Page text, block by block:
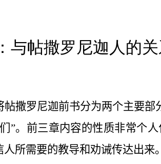
与帖撒罗尼迦人的
帖撒罗尼迦前书分为两个主要
”。前三章内容的性质非常个
所需要的教导和劝诫传达出来。